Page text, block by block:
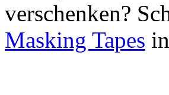
verschenken?
Masking Tapes